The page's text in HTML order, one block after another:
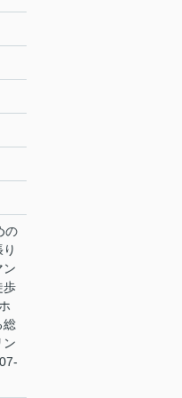
の
ン
歩
総
ン